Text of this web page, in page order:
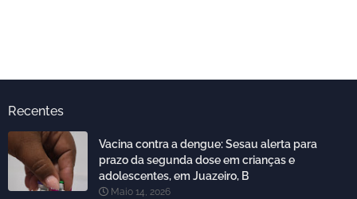
Recentes
Vacina contra a dengue: Sesau alerta para
prazo da segunda dose em crianças e
adolescentes, em Juazeiro, B
Maio 14, 2026